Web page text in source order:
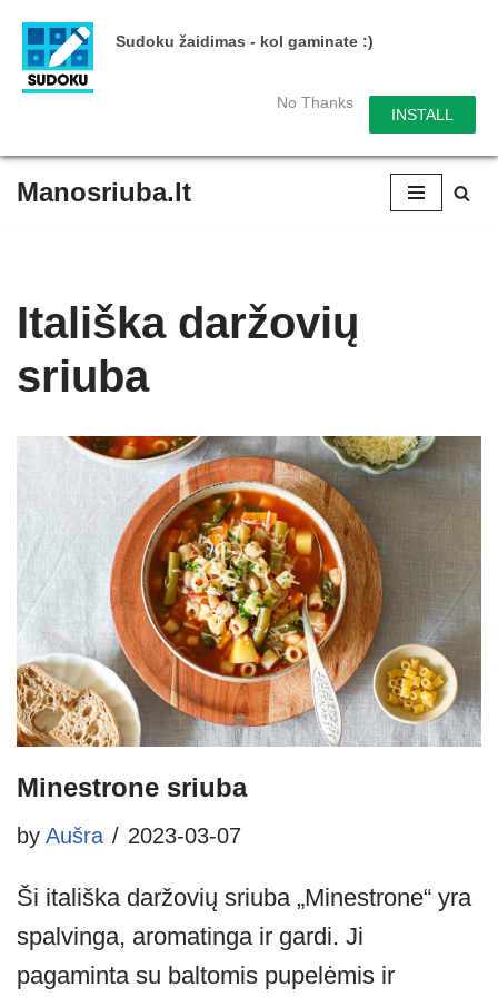
Sudoku žaidimas - kol gaminate :)
No Thanks
INSTALL
content
Manosriuba.lt
Itališka daržovių
sriuba
Minestrone sriuba
by Aušra 2023-03-07
Ši itališka daržovių sriuba „Minestrone“ yra
spalvinga, aromatinga ir gardi. Ji
pagaminta su baltomis pupelėmis ir